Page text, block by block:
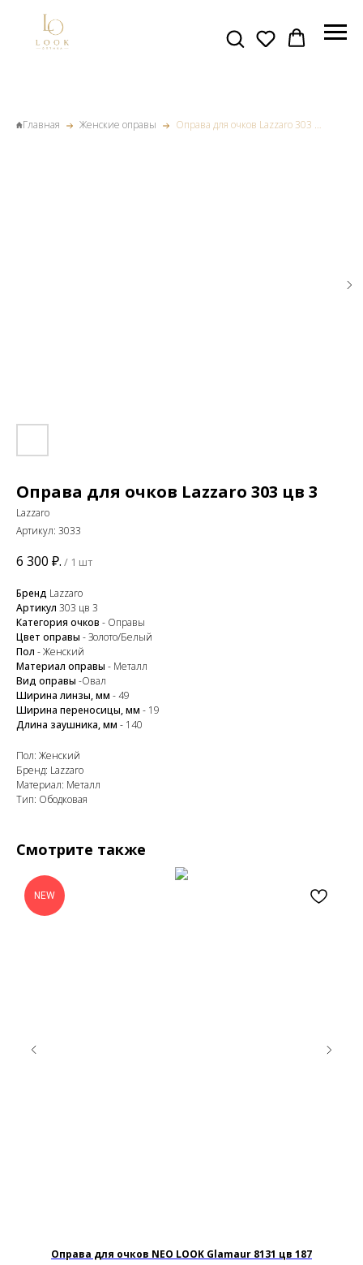
Главная Женские оправы Оправа для очков Lazzaro 303 цв 3
Оправа для очков Lazzaro 303 цв 3
Lazzaro
Артикул: 3033
6 300 ₽. / 1 шт
Бренд Lazzaro
Артикул 303 цв 3
Категория очков - Оправы
Цвет оправы - Золото/Белый
Пол - Женский
Материал оправы - Металл
Вид оправы -Овал
Ширина линзы, мм - 49
Ширина переносицы, мм - 19
Длина заушника, мм - 140
Пол: Женский
Бренд: Lazzarо
Материал: Металл
Тип: Ободковая
Смотрите также
NEW
Оправа для очков NEO LOOK Glamaur 8131 цв 187